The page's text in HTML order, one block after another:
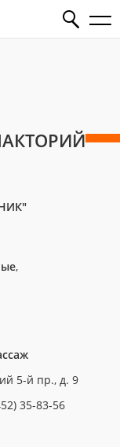
,
5-й пр., д. 9
35-83-56